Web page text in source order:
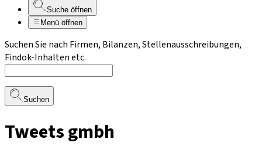
Suche öffnen
Menü öffnen
Suchen Sie nach Firmen, Bilanzen, Stellenausschreibungen,
Findok-Inhalten etc.
Suchen
Tweets gmbh